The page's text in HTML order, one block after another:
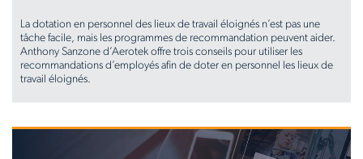
La dotation en personnel des lieux de travail éloignés n’est pas une
tâche facile, mais les programmes de recommandation peuvent aider.
Anthony Sanzone d’Aerotek offre trois conseils pour utiliser les
recommandations d’employés afin de doter en personnel les lieux de
travail éloignés.